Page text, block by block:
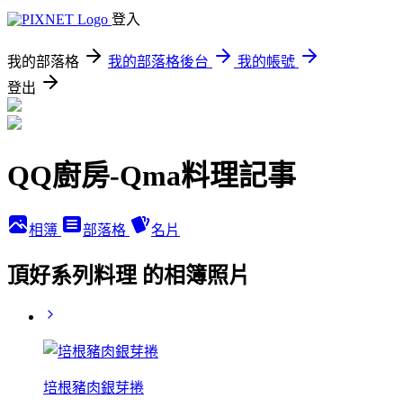
登入
我的部落格 我的部落格後台
我的帳號
登出
QQ廚房-Qma料理記事
相簿 部落格 名片
頂好系列料理 的相簿照片
培根豬肉銀芽捲